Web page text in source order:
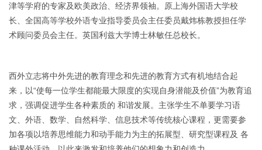
津等学府的专家及欧美政治、经济界领袖。原上海外国语大学校
长、全国高等学校外语专业指导委员会主任委员戴炜栋教授担任学
术顾问委员会主任。英国利兹大学博士林敏任总校长。
西外立志将中外先进的教育理念和先进的教育方式有机地结合起
来，以“使每一位学生都能最大限度的实现自身潜能及价值”为教育追
求，强调促进学生各种素质的 和谐发展。主张学生不单要学习语
文、外语、数学、自然科学、信息技术等传统核心课程，更需要参
加各项以培养思维能力和动手能力为主的拓展型、研究型课程及 各